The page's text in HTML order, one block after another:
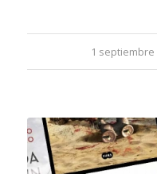
1 septiembre
/